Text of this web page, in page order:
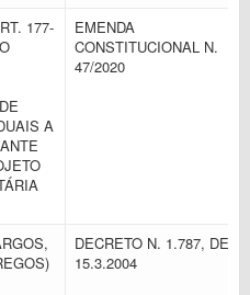
177-
A
EMENDA
CONSTITUCIONAL N.
47/2020
DECRETO N. 1.787, DE
15.3.2004